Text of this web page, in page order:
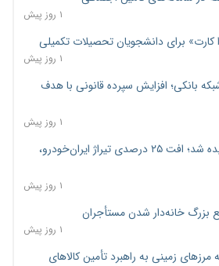
۱ روز پیش
کارت» برای دانشجویان تحصیلات تکمیلی
۱ روز پیش
بانکی؛ افزایش سپرده قانونی با هدف
۱ روز پیش
ترمز تولید خودرو کشیده شد؛ افت ۲۵ درصدی تیراژ ایران‌خودرو،
۱ روز پیش
بزرگ خانه‌دار شدن مستأجران
۱ روز پیش
زمینی به راهبرد تأمین کالاهای